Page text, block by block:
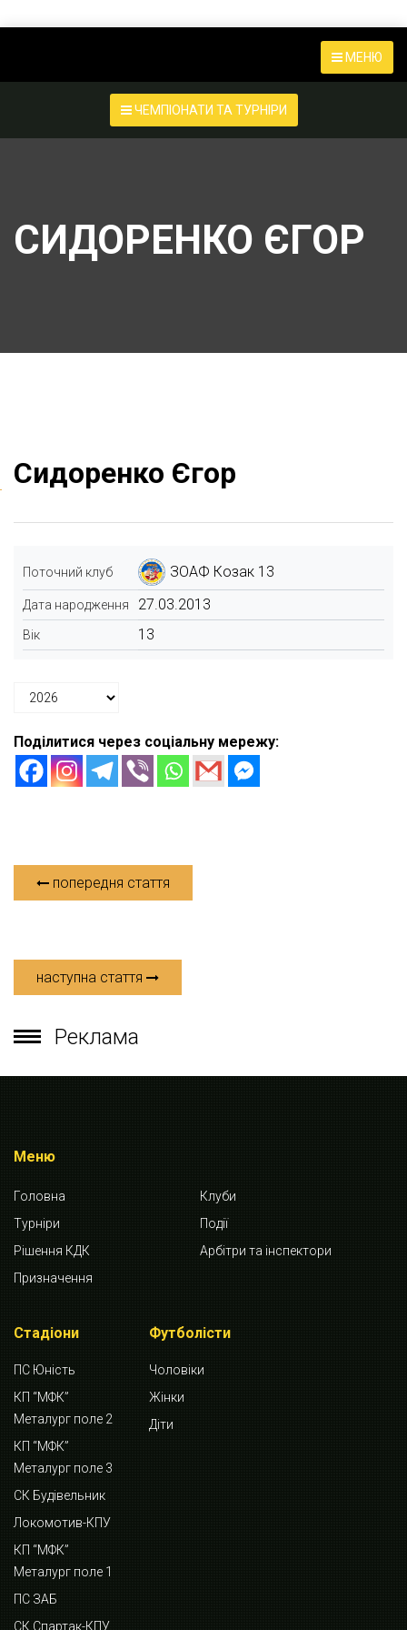
МЕНЮ
ЧЕМПІОНАТИ ТА ТУРНІРИ
СИДОРЕНКО ЄГОР
Сидоренко Єгор
Поточний клуб ЗОАФ Козак 13
Дата народження 27.03.2013
Вік 13
Поділитися через соціальну мережу:
попередня стаття
наступна стаття
Реклама
Меню
Головна
Клуби
Турніри
Події
Рішення КДК
Арбітри та інспектори
Призначення
Стадіони
ПС Юність
КП “МФК”
Металург поле 2
КП “МФК”
Металург поле 3
СК Будівельник
Локомотив-КПУ
КП “МФК”
Металург поле 1
ПС ЗАБ
СК Спартак-КПУ
Футболісти
Чоловіки
Жінки
Діти